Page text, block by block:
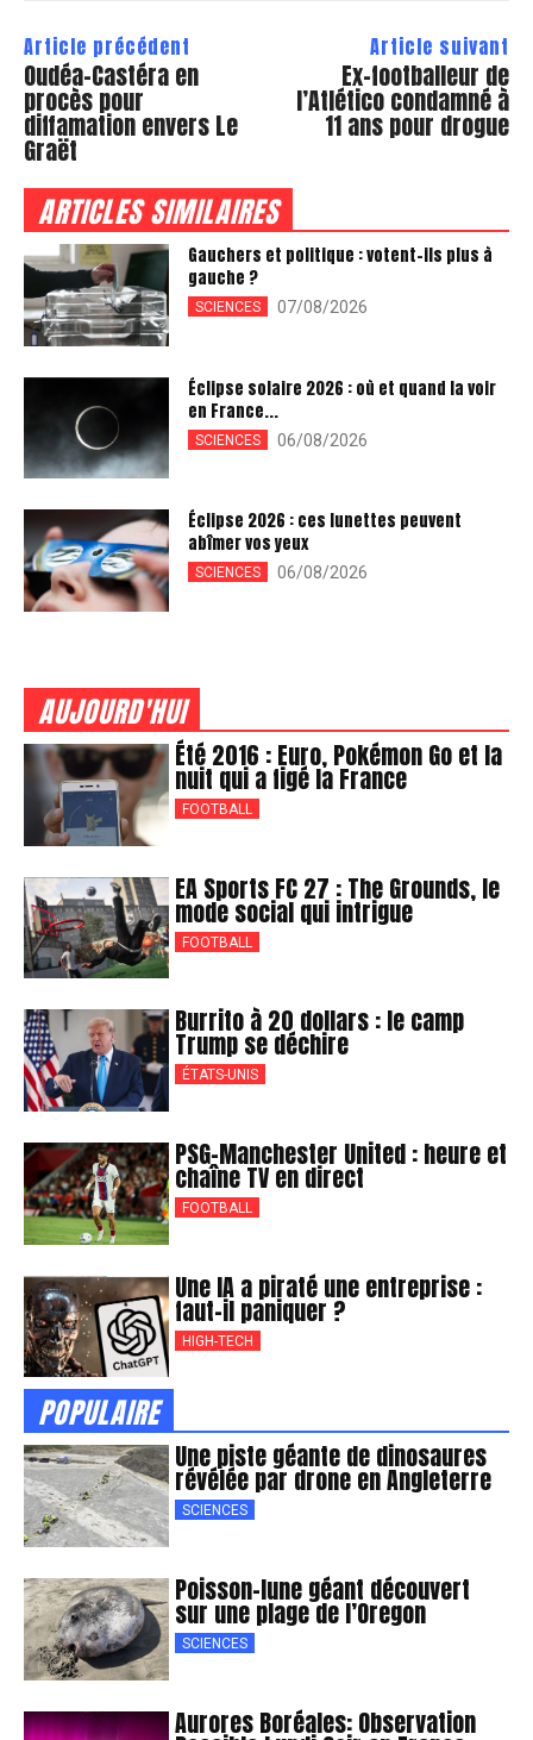
Article précédent
Oudéa-Castéra en
procès pour
diffamation envers Le
Graët
Article suivant
Ex-footballeur de
l’Atlético condamné à
11 ans pour drogue
ARTICLES SIMILAIRES
Gauchers et politique : votent-ils plus à
gauche ?
SCIENCES 07/08/2026
Éclipse solaire 2026 : où et quand la voir
en France...
SCIENCES 06/08/2026
Éclipse 2026 : ces lunettes peuvent
abîmer vos yeux
SCIENCES 06/08/2026
AUJOURD'HUI
Été 2016 : Euro, Pokémon Go et la
nuit qui a figé la France
FOOTBALL
EA Sports FC 27 : The Grounds, le
mode social qui intrigue
FOOTBALL
Burrito à 20 dollars : le camp
Trump se déchire
ÉTATS-UNIS
PSG-Manchester United : heure et
chaîne TV en direct
FOOTBALL
Une IA a piraté une entreprise :
faut-il paniquer ?
HIGH-TECH
POPULAIRE
Une piste géante de dinosaures
révélée par drone en Angleterre
SCIENCES
Poisson-lune géant découvert
sur une plage de l’Oregon
SCIENCES
Aurores Boréales: Observation